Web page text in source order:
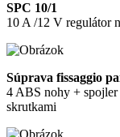
SPC 10/1
10 A /12 V regulátor
Súprava fissaggio
4 ABS nohy + spojler
skrutkami